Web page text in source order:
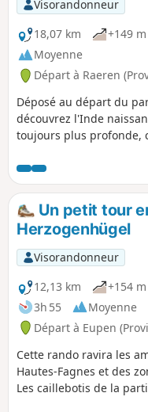
Visorandonneur
18,07 km
+149 m
Moyenne
Départ à Raeren
Déposé au départ du
découvrez l'Inde
toujours plus profonde,
réseau de moulins à
Après la ville de
St Kornelius (fondée en
de Charlemagne) la
dans la Rur qui rejoint la
quittez l'Inde à Brand
Landstrasse L220 où
charge.
Un petit tour
Herzogenhügel
Visorandonneur
12,13 km
+154 m
3h 55
Moyenne
Départ à Eupen
Cette rando ravira les
Hautes-Fagnes et des
Les caillebotis de la